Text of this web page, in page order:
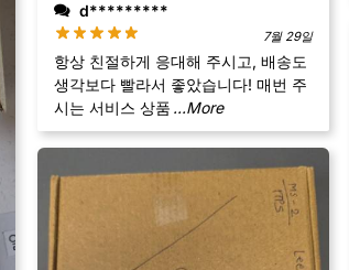
d*********
7월 29일
항상 친절하게 응대해 주시고, 배송도
생각보다 빨라서 좋았습니다! 매번 주
시는 서비스 상품 ...More